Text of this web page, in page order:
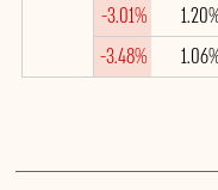
-3.01%
-3.48%